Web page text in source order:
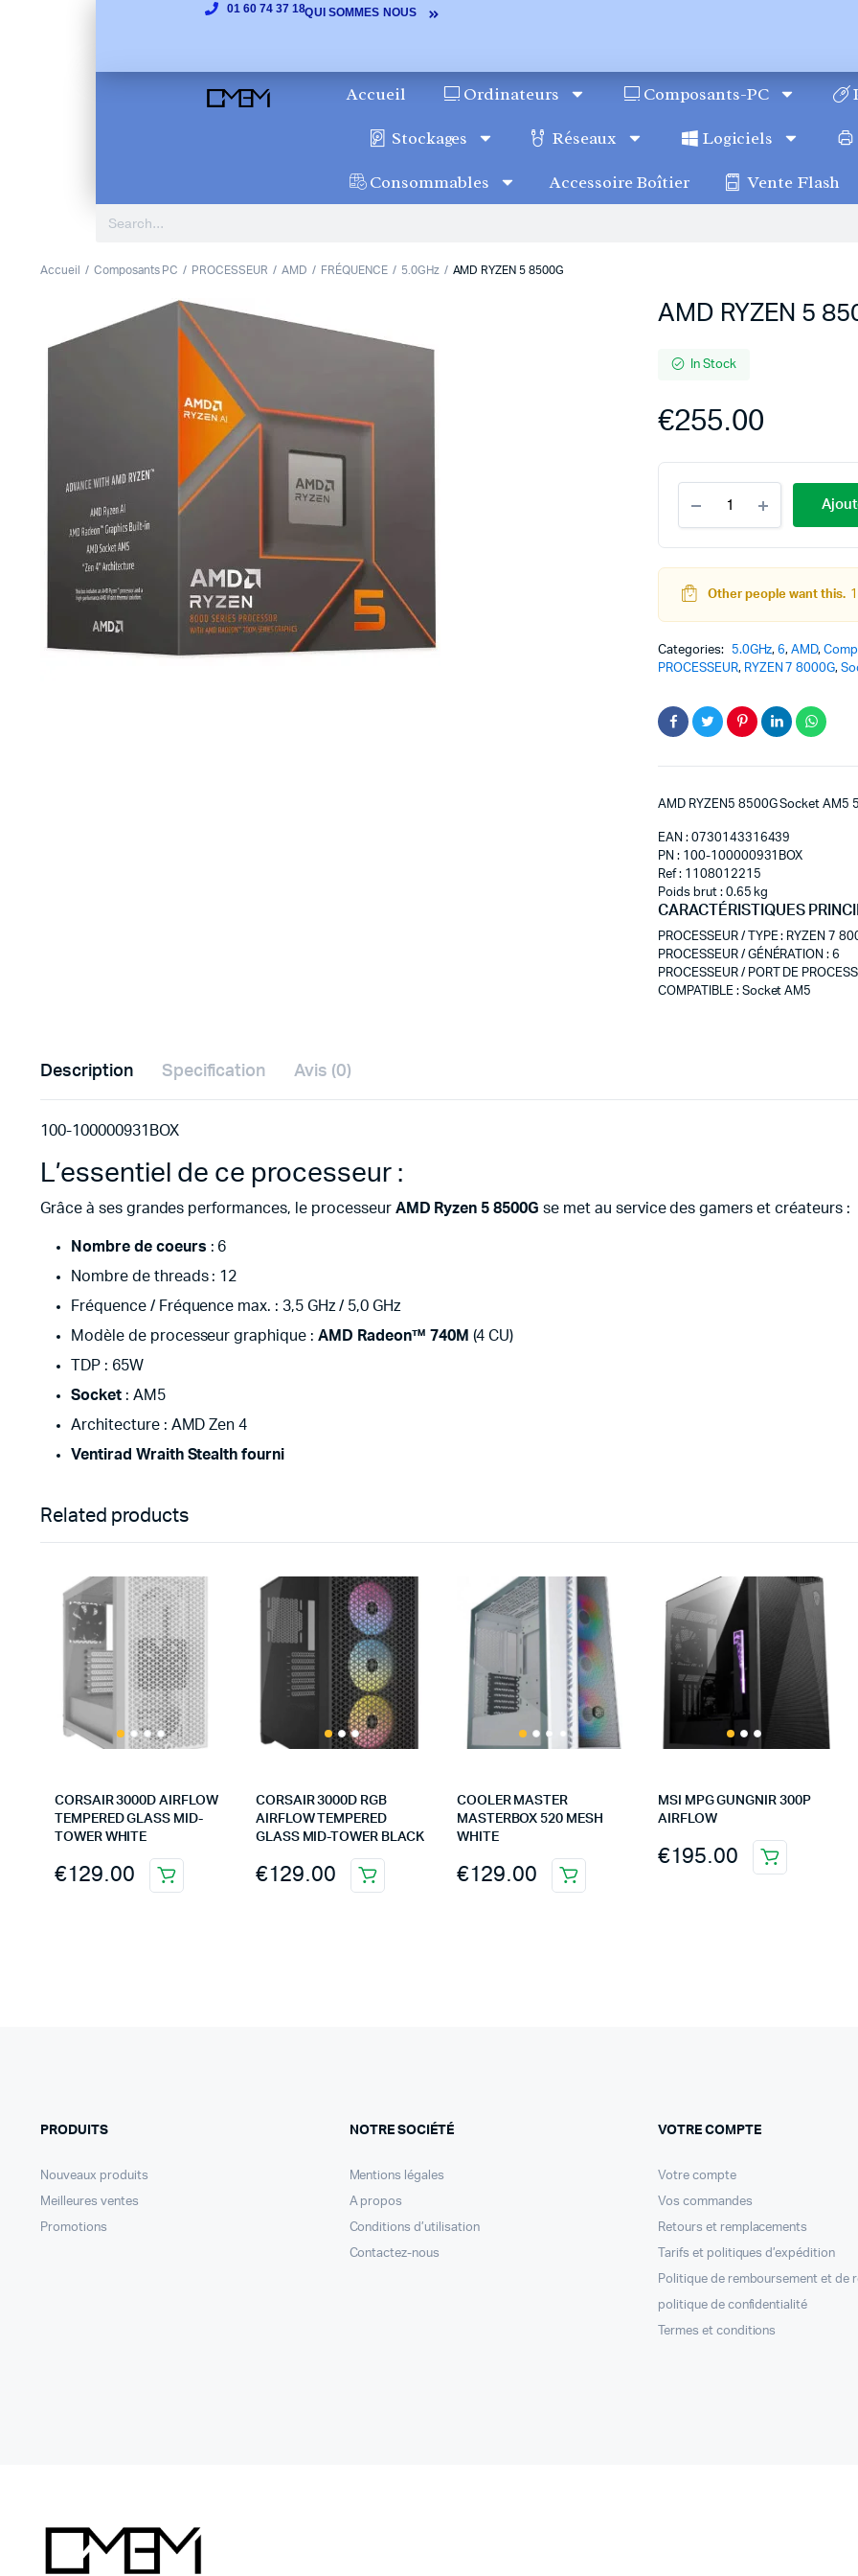
01 60 74 37 18QUI SOMMES NOUS
Accueil Ordinateurs Composants-PC
Stockages Réseaux Logiciels
Consommables Accessoire Boîtier Vente Flash
Accueil Composants PC PROCESSEUR AMD FRÉQUENCE 5.0GHz AMD RYZEN 5 8500G
AMD RYZEN 5
In Stock
€255.00
Other people want this.
Categories: 5.0GHz,6,AMD,
PROCESSEUR, RYZEN 7 8000G,
AMD RYZEN5 8500G Socket
EAN : 0730143316439
PN : 100-100000931BOX
Ref : 1108012215
Poids brut : 0.65 kg
CARACTÉRISTIQUES
PROCESSEUR / TYPE: RYZEN 7
PROCESSEUR / GÉNÉRATION :6
PROCESSEUR / PORT DE
COMPATIBLE: Socket AM5
Description Specification Avis (0)
100-100000931BOX
L’essentiel de ce processeur :
Grâce à ses grandes performances, le processeur AMD Ryzen 5 8500G se met au service des gamers et créateurs :
Nombre de coeurs : 6
Nombre de threads : 12
Fréquence / Fréquence max. : 3,5 GHz / 5,0 GHz
Modèle de processeur graphique :AMD Radeon™ 740M (4 CU)
TDP : 65W
Socket: AM5
Architecture : AMD Zen 4
Ventirad Wraith Stealth fourni
Related products
CORSAIR 3000D AIRFLOW
TEMPERED GLASS MID-
TOWER WHITE
€129.00
CORSAIR 3000D RGB
AIRFLOW TEMPERED
GLASS MID-TOWER BLACK
€129.00
COOLER MASTER
MASTERBOX 520 MESH
WHITE
€129.00
MSI MPG GUNGNIR 300P
AIRFLOW
€195.00
PRODUITS
Nouveaux produits
Meilleures ventes
Promotions
NOTRE SOCIÉTÉ
Mentions légales
A propos
Conditions d’utilisation
Contactez-nous
VOTRE COMPTE
Votre compte
Vos commandes
Retours et remplacements
Tarifs et politiques d’expédition
Politique de remboursement et de
politique de confidentialité
Termes et conditions